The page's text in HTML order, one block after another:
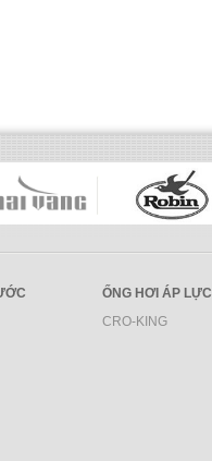
ỐNG HƠI ÁP LỰC
CRO-KING